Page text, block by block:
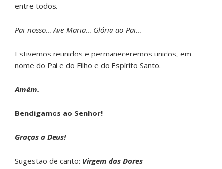
entre todos.
Pai-nosso… Ave-Maria… Glória-ao-Pai…
Estivemos reunidos e permaneceremos unidos, em
nome do Pai e do Filho e do Espírito Santo.
Amém.
Bendigamos ao Senhor!
Graças a Deus!
Sugestão de canto: Virgem das Dores